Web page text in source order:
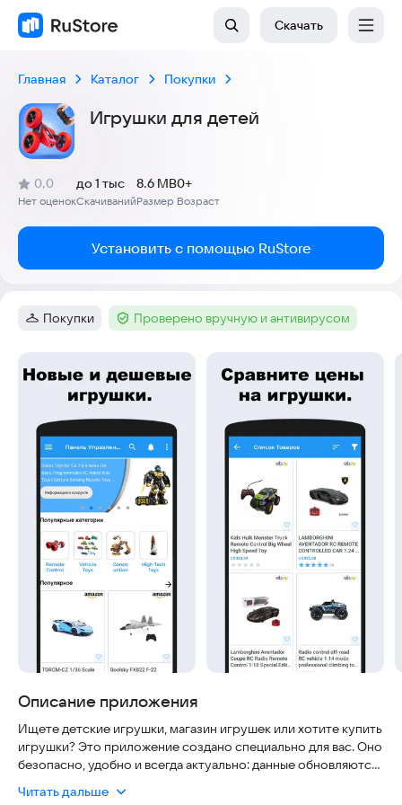
Скачать
Главная Каталог Покупки
Игрушки для детей
Рейтинг:
0,0
(
Нет оценок
)
Скачиваний
до 1 тыс
Размер
8.6 MB
Возраст
0+
Установить с помощью RuStore
Категория:
Покупки Тег :Проверено вручную и антивирусом
Скриншоты
Описание приложения
Ищете детские игрушки, магазин игрушек или хотите купить
игрушки? Это приложение создано специально для вас. Оно
безопасно, удобно и всегда актуально: данные обновляются
для детей.
Читать дальше